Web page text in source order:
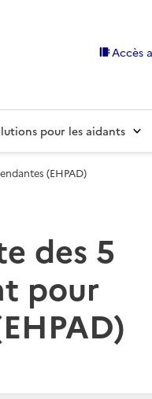
Accès
pour les aidants
(EHPAD)
des 5
pour